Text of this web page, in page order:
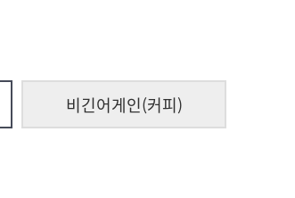
비긴어게인(커피)